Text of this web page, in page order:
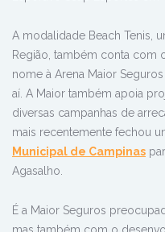
A modalidade Beach Tenis,
Região, também conta com
nome à Arena Maior
aí. A Maior também apoia
diversas campanhas de
mais recentemente fechou
Municipal de Campinas
Agasalho.
É a Maior Seguros